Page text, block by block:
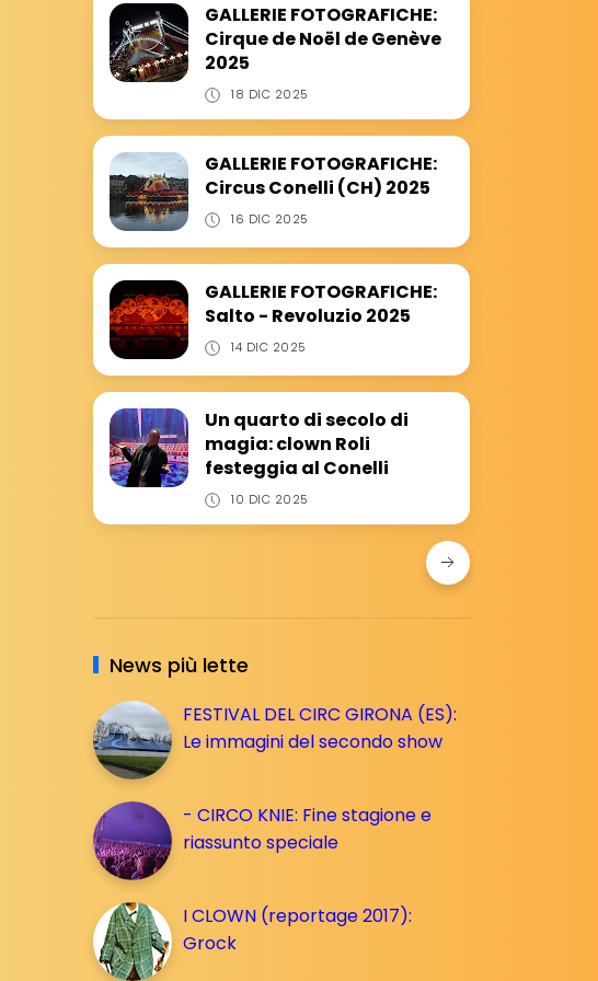
GALLERIE FOTOGRAFICHE:
Cirque de Noël de Genève
2025
18 DIC 2025
GALLERIE FOTOGRAFICHE:
Circus Conelli (CH) 2025
16 DIC 2025
GALLERIE FOTOGRAFICHE:
Salto - Revoluzio 2025
14 DIC 2025
Un quarto di secolo di
magia: clown Roli
festeggia al Conelli
10 DIC 2025
News più lette
FESTIVAL DEL CIRC GIRONA (ES):
Le immagini del secondo show
- CIRCO KNIE: Fine stagione e
riassunto speciale
I CLOWN (reportage 2017):
Grock